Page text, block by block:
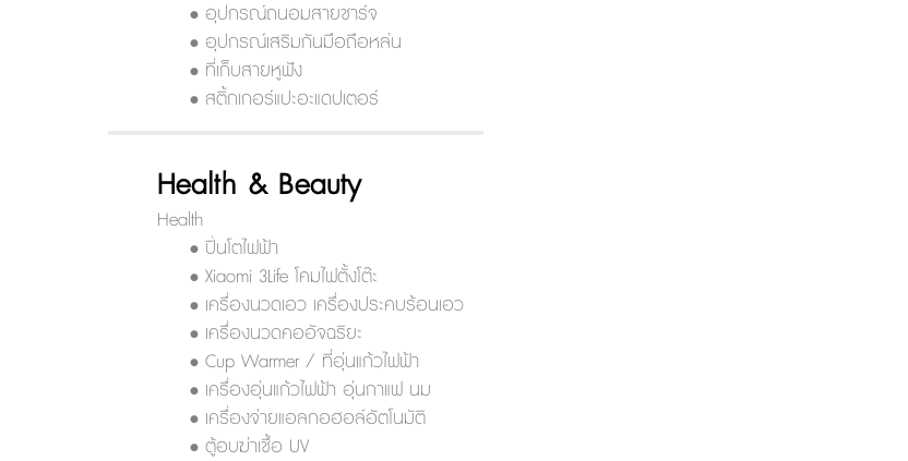
• อุปกรณ์ถนอมสายชาร์จ
• อุปกรณ์เสริมกันมือถือหล่น
• ที่เก็บสายหูฟัง
• สติ้กเกอร์แปะอะแดปเตอร์
Health & Beauty
Health
• ปิ่นโตไฟฟ้า
• Xiaomi 3Life โคมไฟตั้งโต๊ะ
• เครื่องนวดเอว เครื่องประคบร้อนเอว
• เครื่องนวดคออัจฉริยะ
• Cup Warmer / ที่อุ่นแก้วไฟฟ้า
• เครื่องอุ่นแก้วไฟฟ้า อุ่นกาแฟ นม
• เครื่องจ่ายแอลกอฮอล์อัตโนมัติ
• ตู้อบฆ่าเชื้อ UV